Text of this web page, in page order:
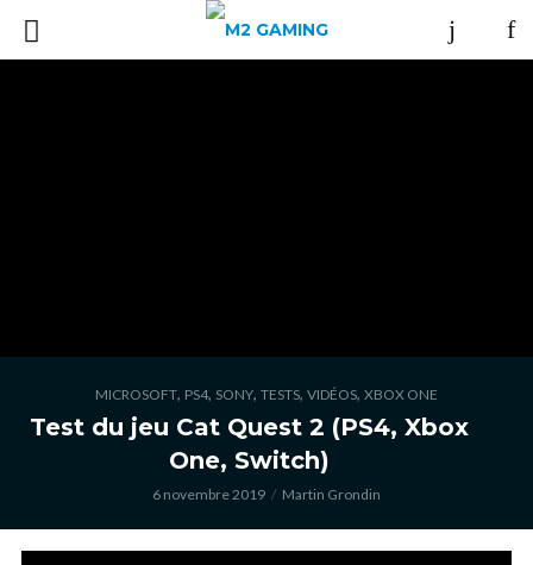
MICROSOFT, PS4, SONY, TESTS, VIDÉOS, XBOX ONE
Test du jeu Cat Quest 2 (PS4, Xbox
One, Switch)
6 novembre 2019 Martin Grondin